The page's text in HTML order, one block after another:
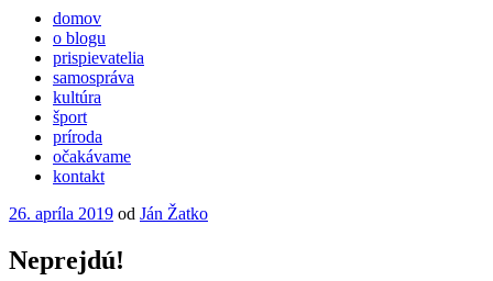
domov
o blogu
prispievatelia
samospráva
kultúra
šport
príroda
očakávame
kontakt
Publikované
26. apríla 2019 od Ján Žatko
Neprejdú!